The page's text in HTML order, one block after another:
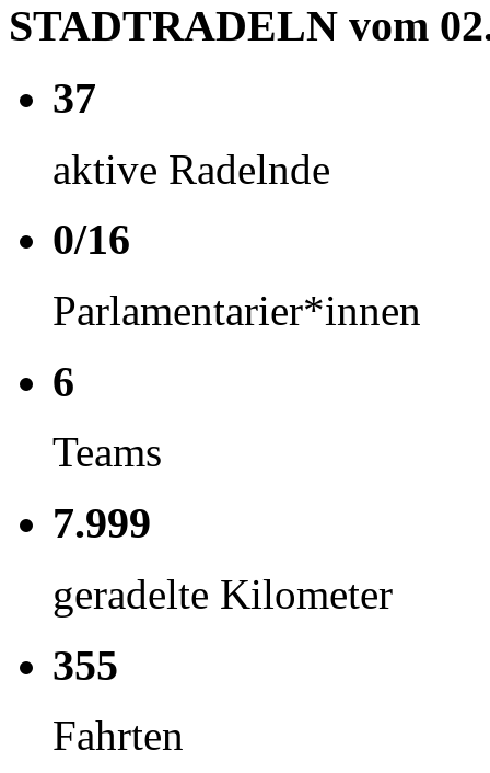
STADTRADELN vom
37
aktive Radelnde
0/16
Parlamentarier*innen
6
Teams
7.999
geradelte Kilometer
355
Fahrten